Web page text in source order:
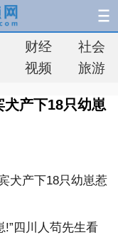
财经
社会
视频 旅游
犬产下18只幼崽
!”四川人苟先生看